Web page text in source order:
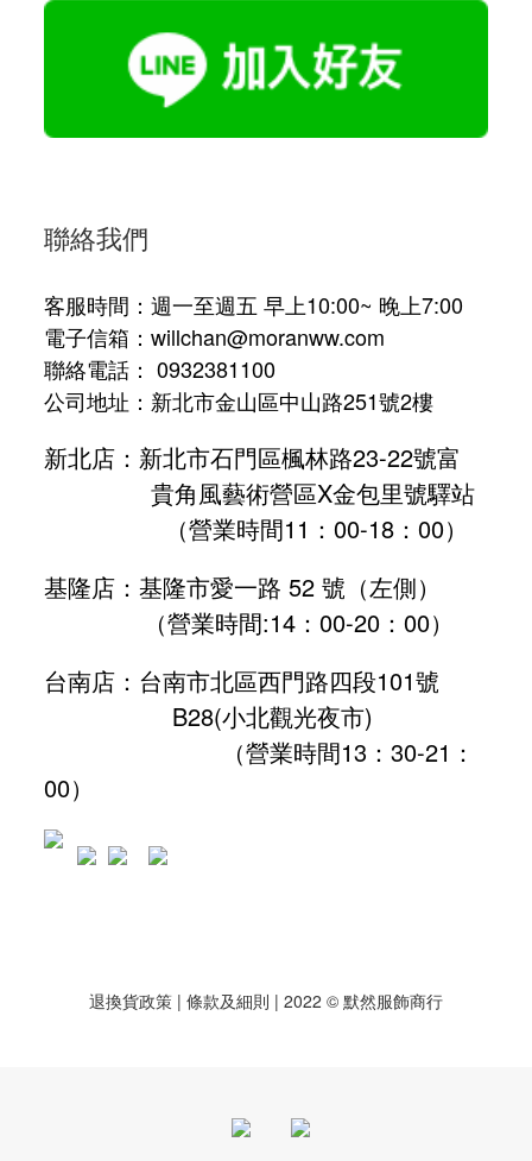
聯絡我們
客服時間：週一至週五 早上10:00~ 晚上7:00
電子信箱：willchan@moranww.com
聯絡電話： 0932381100
公司地址：新北市金山區中山路251號2樓
新北店：新北市石門區楓林路23-22號富
貴角風藝術營區X金包里號驛站
（營業時間11：00-18：00）
基隆店：基隆市愛一路 52 號（左側）
（營業時間:14：00-20：00）
台南店：台南市北區西門路四段101號
B28(小北觀光夜市)
（營業時間13：30-21：
00）
退換貨政策 | 條款及細則 | 2022 © 默然服飾商行